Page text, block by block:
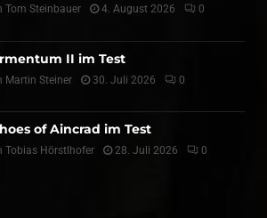
Tom Steinbauer 4. August 2026 0
II im Test
Martin Steiner 30. Juli 2026 0
of Aincrad im Test
Tobias Hörstlhofer 28. Juli 2026 0